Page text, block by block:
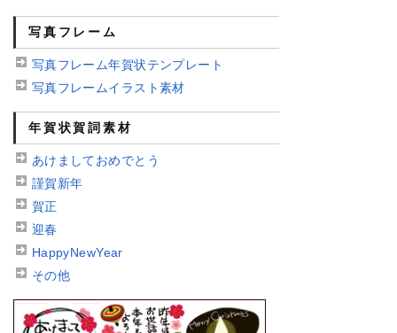
写真フレーム
写真フレーム年賀状テンプレート
写真フレームイラスト素材
年賀状賀詞素材
あけましておめでとう
謹賀新年
賀正
迎春
HappyNewYear
その他